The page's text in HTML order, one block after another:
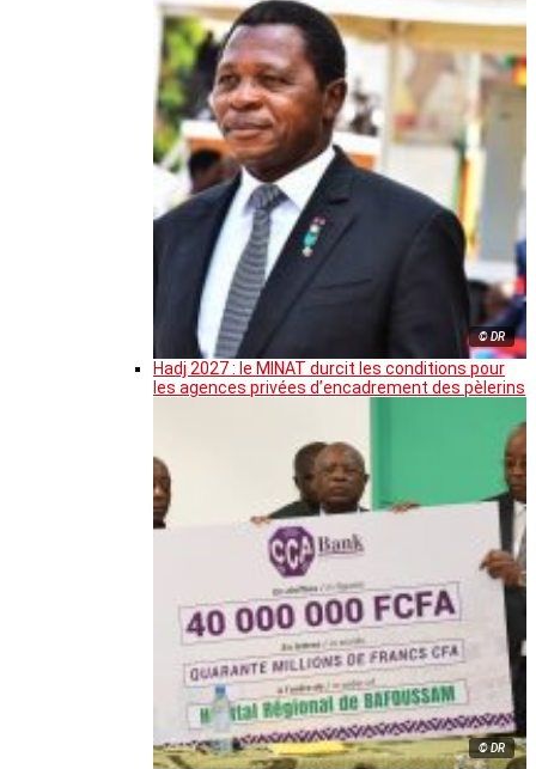
© DR
Hadj 2027 : le MINAT durcit les conditions pour
les agences privées d’encadrement des pèlerins
© DR